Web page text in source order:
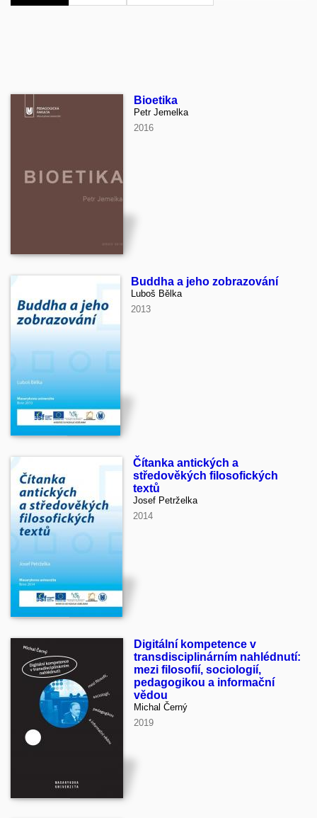
Bioetika
Petr Jemelka
2016
Buddha a jeho zobrazování
Luboš Bělka
2013
Čítanka antických a
středověkých filosofických
textů
Josef Petrželka
2014
Digitální kompetence v
transdisciplinárním nahlédnutí:
mezi filosofií, sociologií,
pedagogikou a informační
vědou
Michal Černý
2019